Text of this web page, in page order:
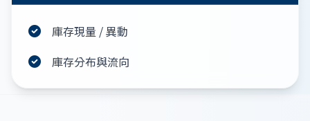
庫存現量 / 異動
庫存分布與流向